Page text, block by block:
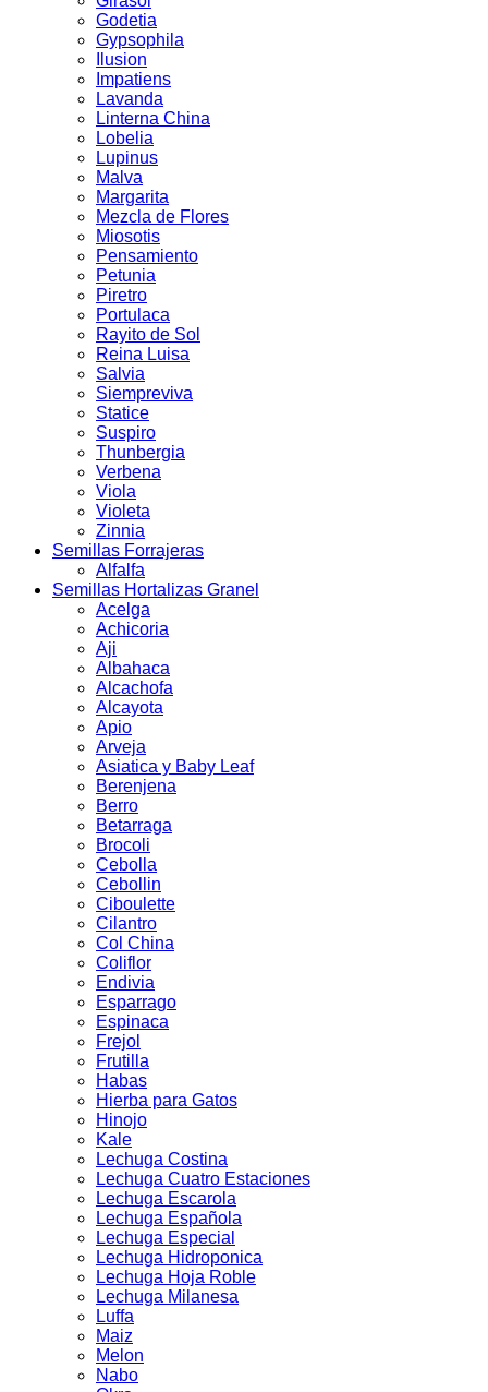
Godetia
Gypsophila
Ilusion
Impatiens
Lavanda
Linterna China
Lobelia
Lupinus
Malva
Margarita
Mezcla de Flores
Miosotis
Pensamiento
Petunia
Piretro
Portulaca
Rayito de Sol
Reina Luisa
Salvia
Siempreviva
Statice
Suspiro
Thunbergia
Verbena
Viola
Violeta
Zinnia
Semillas Forrajeras
Alfalfa
Semillas Hortalizas Granel
Acelga
Achicoria
Aji
Albahaca
Alcachofa
Alcayota
Apio
Arveja
Asiatica y Baby Leaf
Berenjena
Berro
Betarraga
Brocoli
Cebolla
Cebollin
Ciboulette
Cilantro
Col China
Coliflor
Endivia
Esparrago
Espinaca
Frejol
Frutilla
Habas
Hierba para Gatos
Hinojo
Kale
Lechuga Costina
Lechuga Cuatro Estaciones
Lechuga Escarola
Lechuga Española
Lechuga Especial
Lechuga Hidroponica
Lechuga Hoja Roble
Lechuga Milanesa
Luffa
Maiz
Melon
Nabo